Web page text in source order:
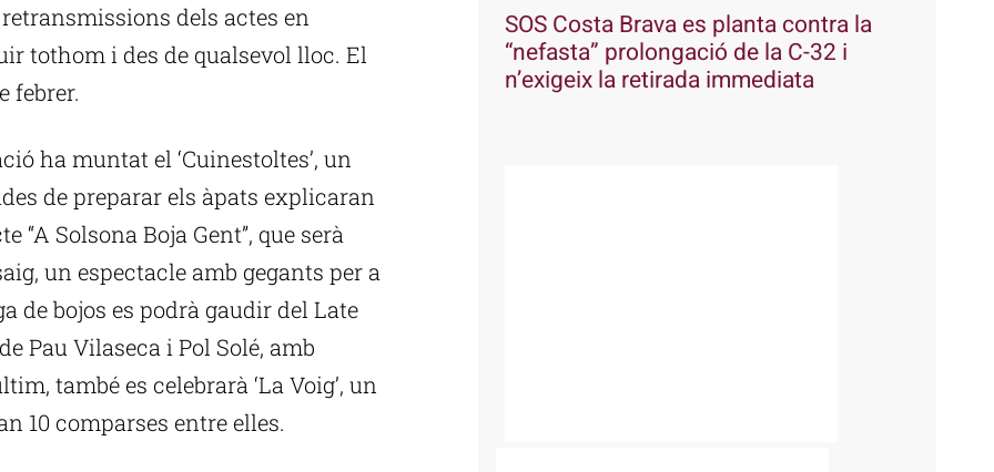
dels actes en
tothom i des de qualsevol lloc. El
febrer.
ha muntat el ‘Cuinestoltes’, un
de preparar els àpats explicaran
“A Solsona Boja Gent”, que serà
un espectacle amb gegants per a
de bojos es podrà gaudir del Late
Pau Vilaseca i Pol Solé, amb
també es celebrarà ‘La Voig’, un
10 comparses entre elles.
SOS Costa Brava es planta contra la
“nefasta” prolongació de la C-32 i
n’exigeix la retirada immediata